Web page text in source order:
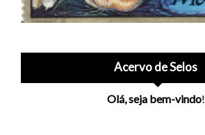
Acervo de Selos
Olá, seja bem-vindo!